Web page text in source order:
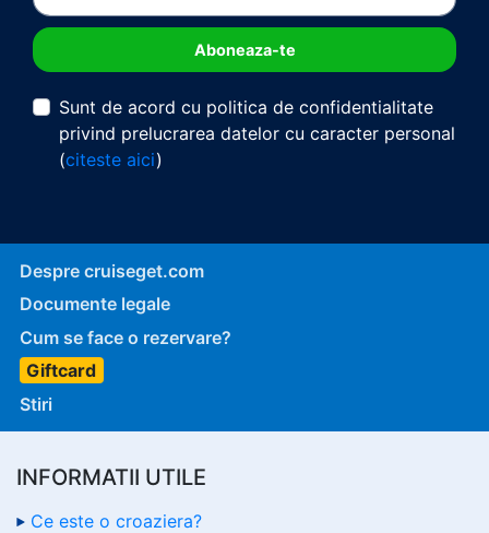
Sunt de acord cu politica de confidentialitate
privind prelucrarea datelor cu caracter personal
(citeste aici)
Despre cruiseget.com
Documente legale
Cum se face o rezervare?
Giftcard
Stiri
INFORMATII UTILE
Ce este o croaziera?